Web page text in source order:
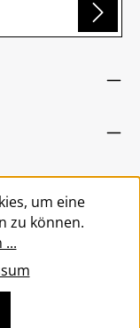
sind
um eine
zu können.
...